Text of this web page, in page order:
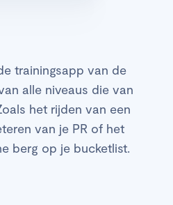
trainingsapp van de
alle niveaus die van
het rijden van een
van je PR of het
berg op je bucketlist.